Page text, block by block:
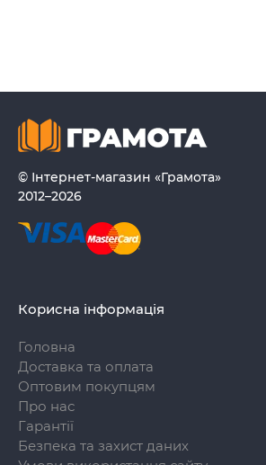
© Інтернет-магазин «Грамота»
2012–2026
Корисна інформація
Головна
Доставка та оплата
Оптовим покупцям
Про нас
Гарантії
Безпека та захист даних